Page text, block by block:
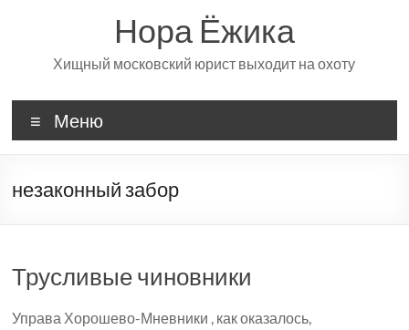
Нора Ёжика
Хищный московский юрист выходит на охоту
Меню
незаконный забор
Трусливые чиновники
Управа Хорошево-Мневники , как оказалось,